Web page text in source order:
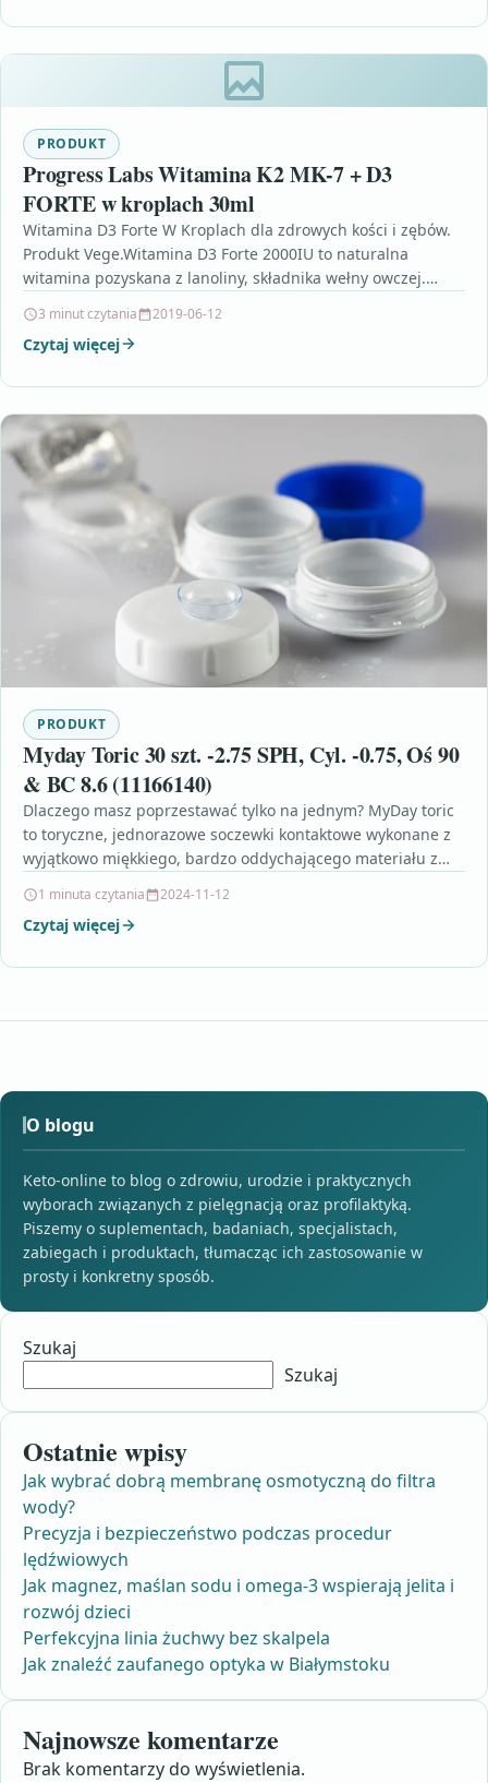
PRODUKT
Progress Labs Witamina K2 MK-7 + D3
FORTE w kroplach 30ml
Witamina D3 Forte W Kroplach dla zdrowych kości i zębów.
Produkt Vege.Witamina D3 Forte 2000IU to naturalna
witamina pozyskana z lanoliny, składnika wełny owczej.…
3 minut czytania 2019-06-12
Czytaj więcej
PRODUKT
Myday Toric 30 szt. -2.75 SPH, Cyl. -0.75, Oś 90
& BC 8.6 (11166140)
Dlaczego masz poprzestawać tylko na jednym? MyDay toric
to toryczne, jednorazowe soczewki kontaktowe wykonane z
wyjątkowo miękkiego, bardzo oddychającego materiału z
1 minuta czytania 2024-11-12
Czytaj więcej
O blogu
Keto-online to blog o zdrowiu, urodzie i praktycznych
wyborach związanych z pielęgnacją oraz profilaktyką.
Piszemy o suplementach, badaniach, specjalistach,
zabiegach i produktach, tłumacząc ich zastosowanie w
prosty i konkretny sposób.
Szukaj
Szukaj
Ostatnie wpisy
Jak wybrać dobrą membranę osmotyczną do filtra
wody?
Precyzja i bezpieczeństwo podczas procedur
lędźwiowych
Jak magnez, maślan sodu i omega-3 wspierają jelita i
rozwój dzieci
Perfekcyjna linia żuchwy bez skalpela
Jak znaleźć zaufanego optyka w Białymstoku
Najnowsze komentarze
Brak komentarzy do wyświetlenia.